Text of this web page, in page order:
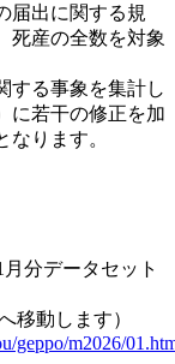
届出に関する規
死産の全数を対象
する事象を集計し
に若干の修正を加
ります。
分データセット
移動します）
geppo/m2026/